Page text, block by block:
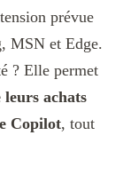
prévue
MSN et Edge.
? Elle permet
achats
Copilot, tout